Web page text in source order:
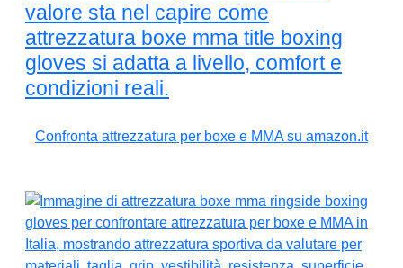
valore sta nel capire come
attrezzatura boxe mma title boxing
gloves si adatta a livello, comfort e
condizioni reali.
Confronta attrezzatura per boxe e MMA su amazon.it